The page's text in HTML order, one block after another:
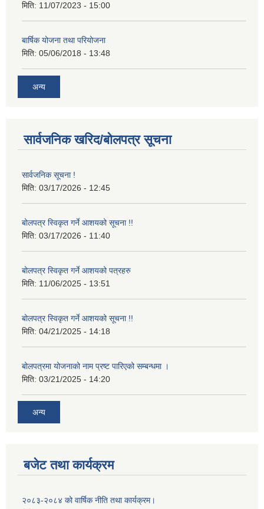
मिति: 11/07/2023 - 15:00
बार्षिक योजना तथा परियोजना
मिति: 05/06/2018 - 13:48
अन्य
सार्वजनिक खरिद/बोलपत्र सूचना
सार्वजनिक सूचना !
मिति: 03/17/2026 - 12:45
बोलपत्र स्विकृत गर्ने आशयको सूचना !!
मिति: 03/17/2026 - 11:40
बोलपत्र स्विकृत गर्ने आशयको पत्रहरु
मिति: 11/06/2025 - 13:51
बोलपत्र स्विकृत गर्ने आशयको सूचना !!
मिति: 04/21/2025 - 14:18
बोलपत्रमा योजनाको नाम प्रष्ट पारिएको सम्बन्धमा ।
मिति: 03/21/2025 - 14:20
अन्य
बजेट तथा कार्यक्रम
२०८३-२०८४ को वार्षिक नीति तथा कार्यक्रम।